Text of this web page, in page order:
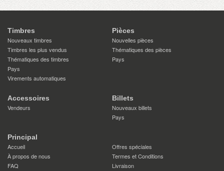
Timbres
Nouveaux timbres
Timbres les plus vendus
Thématiques des timbres
Pays
Virements automatiques
Pièces
Nouvelles pièces
Thématiques des pièces
Pays
Accessoires
Vendeurs
Billets
Nouveaux billets
Pays
Principal
Accueil
Offres spéciales
À propos de nous
Termes et Conditions
FAQ
Livraison